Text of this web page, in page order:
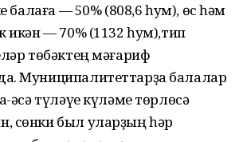
балаға — 50% (808,6 һум), өс һәм
икән — 70% (1132 һум),тип
төбәктең мәғариф
Муниципалитеттарҙа балалар
әсә түләүе күләме төрлөсә
сөнки был уларҙың һәр